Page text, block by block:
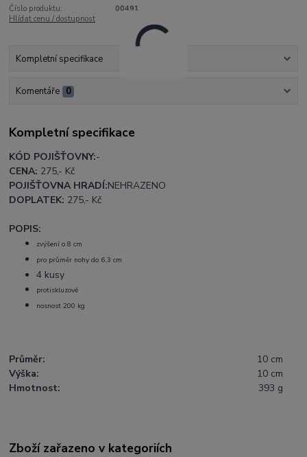
Číslo produktu:
00491
Hlídat cenu / dostupnost
Kompletní specifikace
Komentáře 0
Kompletní specifikace
KÓD POJIŠŤOVNY:-
CENA: 275,- Kč
POJIŠŤOVNA HRADÍ:NEHRAZENO
DOPLATEK: 275,- Kč
POPIS:
zvýšení o 8 cm
pro průměr nohy do 6,3 cm
4 kusy
protiskluzové
nosnost 200 kg
Průměr:
10 cm
Výška:
10 cm
Hmotnost:
393 g
Zboží zařazeno v kategoriích